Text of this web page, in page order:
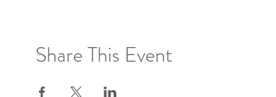
Share This Event